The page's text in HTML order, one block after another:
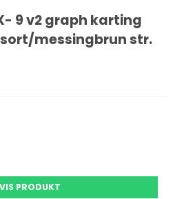
9 v2 graph karting
messingbrun str.
VIS PRODUKT